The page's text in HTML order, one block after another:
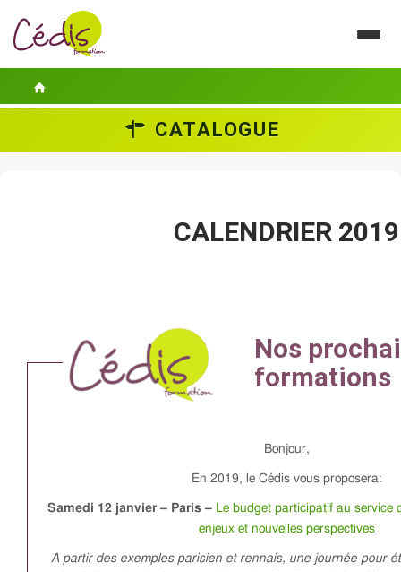
ESPACE PERSONNEL
CATALOGUE
CALENDRIER 2019
Bonjour,
En 2019, le Cédis vous proposera:
Samedi 12 janvier – Paris – Le budget participatif au service
enjeux et nouvelles perspectives
A partir des exemples parisien et rennais, une journée pour